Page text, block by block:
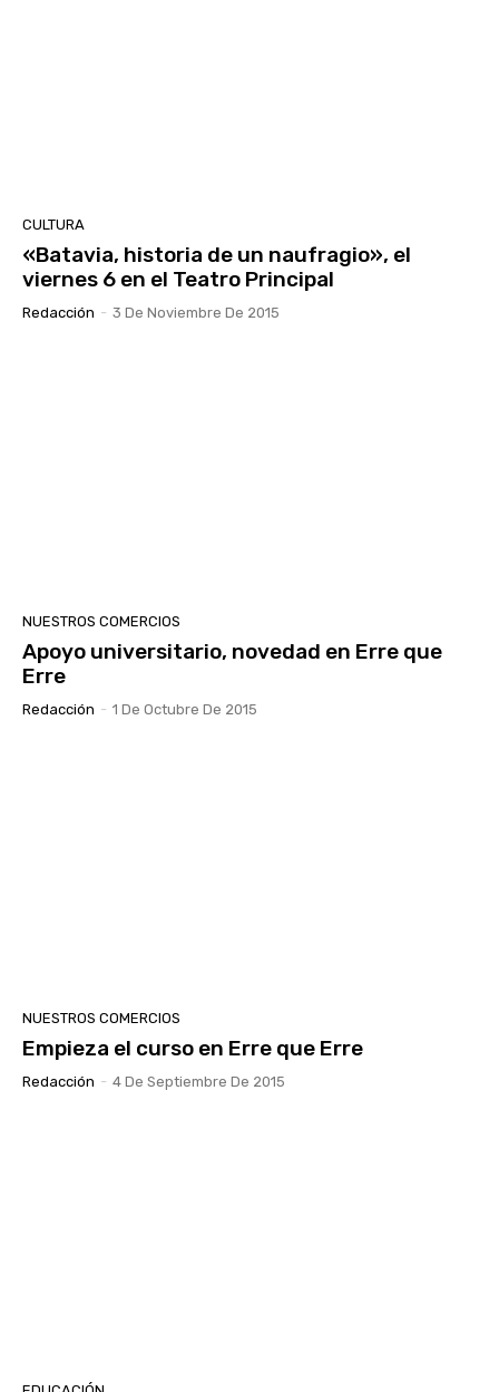
CULTURA
«Batavia, historia de un naufragio», el
viernes 6 en el Teatro Principal
Redacción - 3 De Noviembre De 2015
NUESTROS COMERCIOS
Apoyo universitario, novedad en Erre que
Erre
Redacción - 1 De Octubre De 2015
NUESTROS COMERCIOS
Empieza el curso en Erre que Erre
Redacción - 4 De Septiembre De 2015